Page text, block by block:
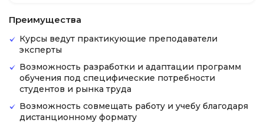
Преимущества
Курсы ведут практикующие преподаватели
эксперты
Возможность разработки и адаптации программ
обучения под специфические потребности
студентов и рынка труда
Возможность совмещать работу и учебу благодаря
дистанционному формату